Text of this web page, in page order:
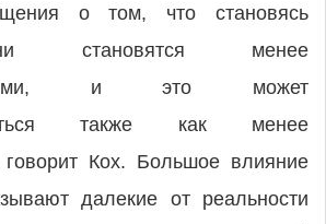
о том, что становясь
становятся менее
и это может
также как менее
говорит Кох. Большое влияние
далекие от реальности